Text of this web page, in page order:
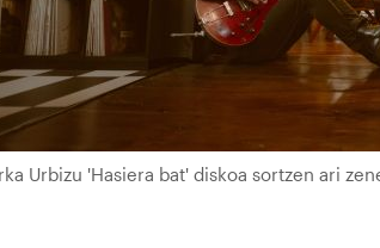
Urbizu 'Hasiera bat' diskoa sortzen ari